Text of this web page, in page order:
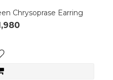
Chrysoprase Earring